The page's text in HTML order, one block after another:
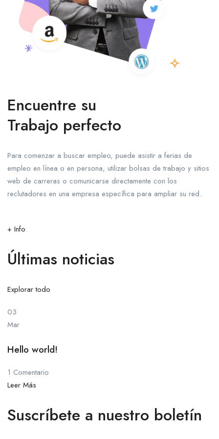
Encuentre su
Trabajo perfecto
Para comenzar a buscar empleo, puede asistir a ferias de
empleo en línea o en persona, utilizar bolsas de trabajo y sitios
web de carreras o comunicarse directamente con los
reclutadores en una empresa específica para ampliar su red.
+ Info
Últimas noticias
Explorar todo
03
Mar
Hello world!
1 Comentario
Leer Más
Suscríbete a nuestro boletín